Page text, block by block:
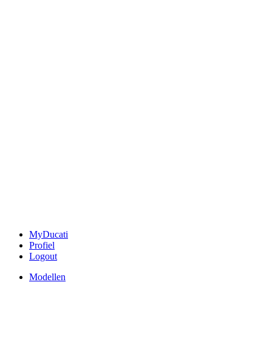
MyDucati
Profiel
Logout
Modellen